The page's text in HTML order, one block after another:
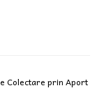
Colectare prin Aport